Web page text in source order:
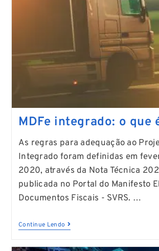
MDFe integrado: o que
As regras para adequação ao
Integrado foram definidas em
2020, através da Nota Técnica
publicada no Portal do Manifesto
Documentos Fiscais - SVRS. …
Continue Lendo